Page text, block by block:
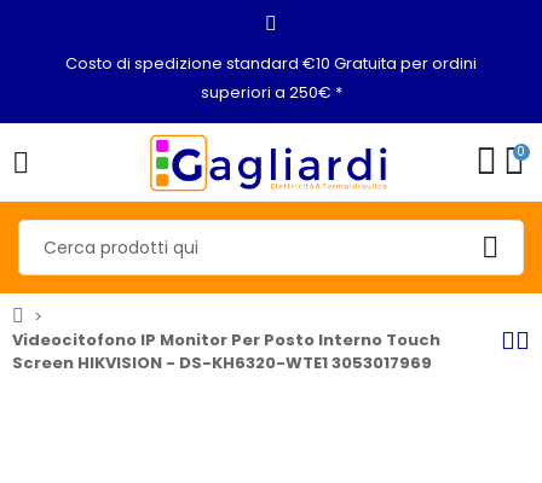
Costo di spedizione standard €10 Gratuita per ordini
superiori a 250€ *
0
Videocitofono IP Monitor Per Posto Interno Touch
Screen HIKVISION - DS-KH6320-WTE1 3053017969